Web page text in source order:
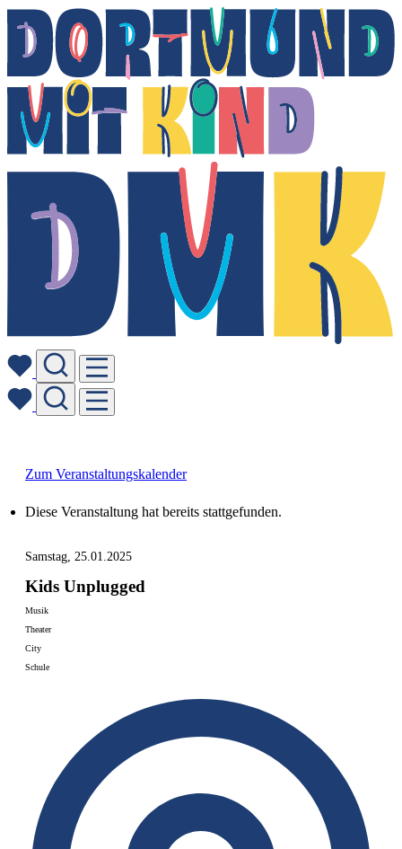
Zum Veranstaltungskalender
Diese Veranstaltung hat bereits stattgefunden.
Samstag, 25.01.2025
Kids Unplugged
Musik
Theater
City
Schule